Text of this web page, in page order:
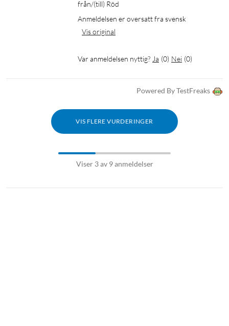
från/(till) Röd
Anmeldelsen er oversatt fra svensk
Vis original
Var anmeldelsen nyttig? Ja (0) Nei (0)
Powered By TestFreaks
VIS FLERE VURDERINGER
Viser 3 av 9 anmeldelser